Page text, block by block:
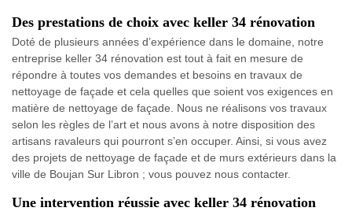
Des prestations de choix avec keller 34 rénovation
Doté de plusieurs années d’expérience dans le domaine, notre
entreprise keller 34 rénovation est tout à fait en mesure de
répondre à toutes vos demandes et besoins en travaux de
nettoyage de façade et cela quelles que soient vos exigences en
matière de nettoyage de façade. Nous ne réalisons vos travaux
selon les règles de l’art et nous avons à notre disposition des
artisans ravaleurs qui pourront s’en occuper. Ainsi, si vous avez
des projets de nettoyage de façade et de murs extérieurs dans la
ville de Boujan Sur Libron ; vous pouvez nous contacter.
Une intervention réussie avec keller 34 rénovation